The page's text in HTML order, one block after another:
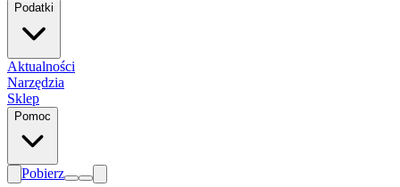
Podatki
Aktualności
Narzędzia
Sklep
Pomoc
Pobierz